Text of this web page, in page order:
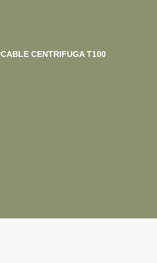
CABLE CENTRIFUGA T100